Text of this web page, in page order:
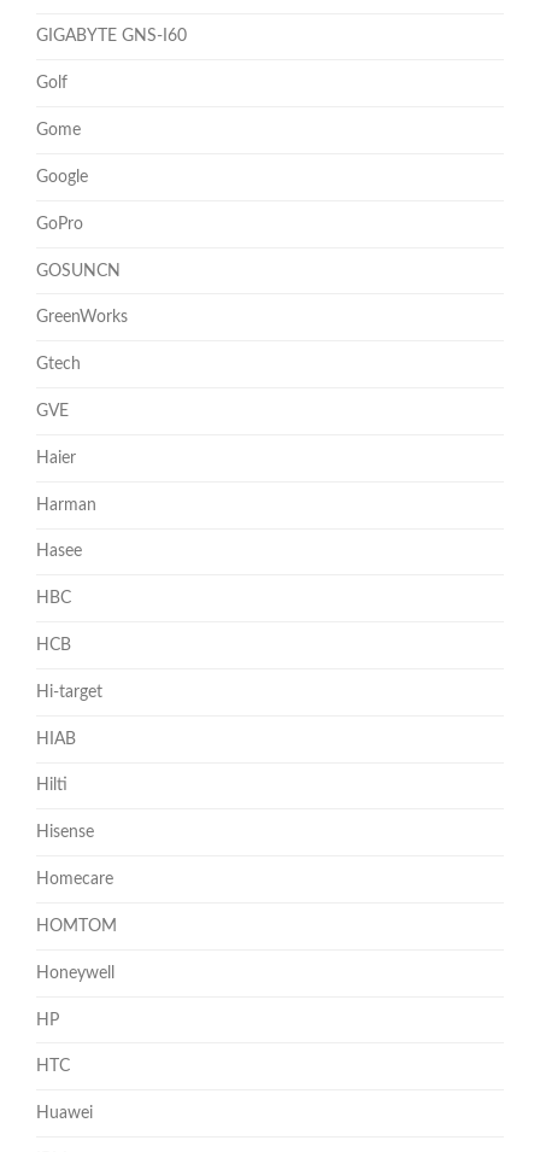
GIGABYTE GNS-I60
Golf
Gome
Google
GoPro
GOSUNCN
GreenWorks
Gtech
GVE
Haier
Harman
Hasee
HBC
HCB
Hi-target
HIAB
Hilti
Hisense
Homecare
HOMTOM
Honeywell
HP
HTC
Huawei